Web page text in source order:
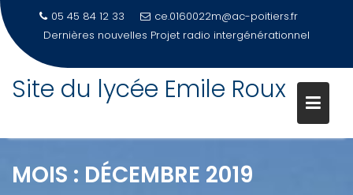
Skip
05 45 84 12 33
ce.0160022m@ac-poitiers.fr
Dernières nouvelles Projet radio intergénérationnel
Site du lycée Emile Roux
MOIS : DÉCEMBRE 2019